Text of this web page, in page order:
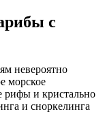
с
невероятно
морское
рифы и кристально
и сноркелинга